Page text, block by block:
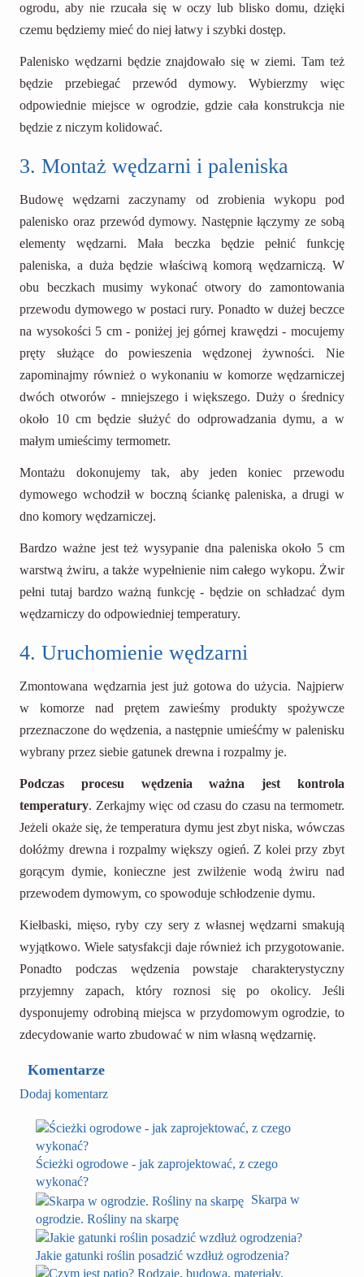
ogrodu, aby nie rzucała się w oczy lub blisko domu, dzięki
czemu będziemy mieć do niej łatwy i szybki dostęp.
Palenisko wędzarni będzie znajdowało się w ziemi. Tam też
będzie przebiegać przewód dymowy. Wybierzmy więc
odpowiednie miejsce w ogrodzie, gdzie cała konstrukcja nie
będzie z niczym kolidować.
3. Montaż wędzarni i paleniska
Budowę wędzarni zaczynamy od zrobienia wykopu pod
palenisko oraz przewód dymowy. Następnie łączymy ze sobą
elementy wędzarni. Mała beczka będzie pełnić funkcję
paleniska, a duża będzie właściwą komorą wędzarniczą. W
obu beczkach musimy wykonać otwory do zamontowania
przewodu dymowego w postaci rury. Ponadto w dużej beczce
na wysokości 5 cm - poniżej jej górnej krawędzi - mocujemy
pręty służące do powieszenia wędzonej żywności. Nie
zapominajmy również o wykonaniu w komorze wędzarniczej
dwóch otworów - mniejszego i większego. Duży o średnicy
około 10 cm będzie służyć do odprowadzania dymu, a w
małym umieścimy termometr.
Montażu dokonujemy tak, aby jeden koniec przewodu
dymowego wchodził w boczną ściankę paleniska, a drugi w
dno komory wędzarniczej.
Bardzo ważne jest też wysypanie dna paleniska około 5 cm
warstwą żwiru, a także wypełnienie nim całego wykopu. Żwir
pełni tutaj bardzo ważną funkcję - będzie on schładzać dym
wędzarniczy do odpowiedniej temperatury.
4. Uruchomienie wędzarni
Zmontowana wędzarnia jest już gotowa do użycia. Najpierw
w komorze nad prętem zawieśmy produkty spożywcze
przeznaczone do wędzenia, a następnie umieśćmy w palenisku
wybrany przez siebie gatunek drewna i rozpalmy je.
Podczas procesu wędzenia ważna jest kontrola
temperatury. Zerkajmy więc od czasu do czasu na termometr.
Jeżeli okaże się, że temperatura dymu jest zbyt niska, wówczas
dołóżmy drewna i rozpalmy większy ogień. Z kolei przy zbyt
gorącym dymie, konieczne jest zwilżenie wodą żwiru nad
przewodem dymowym, co spowoduje schłodzenie dymu.
Kiełbaski, mięso, ryby czy sery z własnej wędzarni smakują
wyjątkowo. Wiele satysfakcji daje również ich przygotowanie.
Ponadto podczas wędzenia powstaje charakterystyczny
przyjemny zapach, który roznosi się po okolicy. Jeśli
dysponujemy odrobiną miejsca w przydomowym ogrodzie, to
zdecydowanie warto zbudować w nim własną wędzarnię.
Komentarze
Dodaj komentarz
Ścieżki ogrodowe - jak zaprojektować, z czego
wykonać?
Skarpa w
ogrodzie. Rośliny na skarpę
Jakie gatunki roślin posadzić wzdłuż ogrodzenia?